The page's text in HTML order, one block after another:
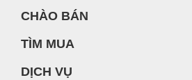
CHÀO BÁN
TÌM MUA
DỊCH VỤ